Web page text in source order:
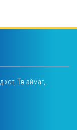
Төв аймаг,